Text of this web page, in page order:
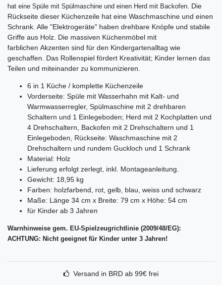
hat eine Spüle mit Spülmaschine und einen Herd mit Backofen . Die
Rückseite dieser Küchenzeile hat eine Waschmaschine und einen
Schrank. Alle "Elektrogeräte" haben drehbare Knöpfe und stabile
Griffe aus Holz. Die massiven Küchenmöbel mit
farblichen Akzenten sind für den Kindergartenalltag wie
geschaffen. Das Rollenspiel fördert Kreativität; Kinder lernen das
Teilen und miteinander zu kommunizieren.
6 in 1 Küche / komplette Küchenzeile
Vorderseite: Spüle mit Wasserhahn mit Kalt- und
Warmwasserregler, Spülmaschine mit 2 drehbaren
Schaltern und 1 Einlegeboden; Herd mit 2 Kochplatten und
4 Drehschaltern, Backofen mit 2 Drehschaltern und 1
Einlegeboden, Rückseite: Waschmaschine mit 2
Drehschaltern und rundem Guckloch und 1 Schrank
Material: Holz
Lieferung erfolgt zerlegt, inkl. Montageanleitung.
Gewicht: 18,95 kg
Farben: holzfarbend, rot, gelb, blau, weiss und schwarz
Maße:​ Länge 34 cm x Breite: 79 cm x Höhe: 54 cm
für Kinder ab 3 Jahren
Warnhinweise gem. EU-Spielzeugrichtlinie (2009/48/EG):
ACHTUNG: Nicht geeignet für Kinder unter 3 Jahren!
Versand in BRD ab 99€ frei